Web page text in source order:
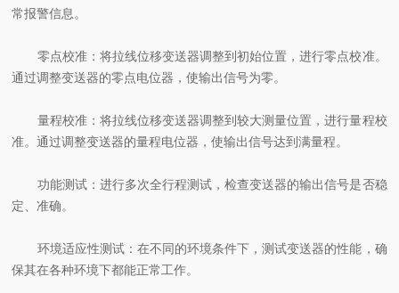
常报警信息。
零点校准：将拉线位移变送器调整到初始位置，进行零点校准。
通过调整变送器的零点电位器，使输出信号为零。
量程校准：将拉线位移变送器调整到较大测量位置，进行量程校
准。通过调整变送器的量程电位器，使输出信号达到满量程。
功能测试：进行多次全行程测试，检查变送器的输出信号是否稳
定、准确。
环境适应性测试：在不同的环境条件下，测试变送器的性能，确
保其在各种环境下都能正常工作。